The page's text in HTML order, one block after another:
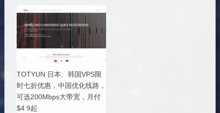
TOTYUN 日本、韩国VPS限
时七折优惠，中国优化线路，
可选200Mbps大带宽，月付
$4.9起